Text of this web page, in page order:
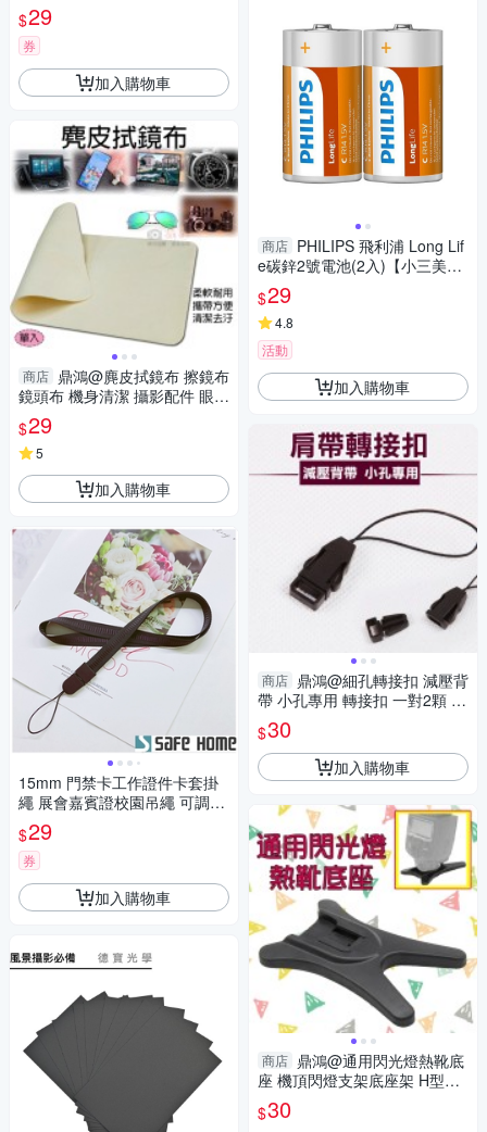
飾鑰匙吊繩 18.5+6 公分長 (恕
不接受指定顏色出貨) CPA035
$29
券
加入購物車
商店 鼎鴻@麂皮拭鏡布 擦鏡布
鏡頭布 機身清潔 攝影配件 眼鏡
布 筆電 除塵擦拭布 超細纖維布
$29
5
加入購物車
15mm 門禁卡工作證件卡套掛
繩 展會嘉賓證校園吊繩 可調整
頸圈尺寸 41公分長(恕不接受指
定顏色出貨) CPA038
$29
券
加入購物車
商店 PHILIPS 飛利浦 Long Lif
e碳鋅2號電池(2入)【小三美
日】※禁空運 DS009914 手電
筒 防災 AA
$29
4.8
活動
加入購物車
商店 鼎鴻@細孔轉接扣 減壓背
帶 小孔專用 轉接扣 一對2顆 微
單眼 飛機扣 證件扣 分離式
$30
加入購物車
商店 鼎鴻@通用閃光燈熱靴底
座 機頂閃燈支架底座架 H型固
定座 外置閃光燈專用 三腳架 雲
台
$30